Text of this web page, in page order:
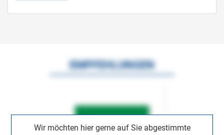
Wir möchten hier gerne auf Sie abgestimmte
EMPFEHLUNGEN